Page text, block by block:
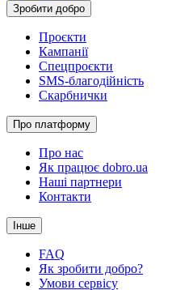
Зробити добро
Проєкти
Кампанії
Спецпроєкти
SMS-благодійність
Скарбнички
Про платформу
Про нас
Як працює dobro.ua
Наші партнери
Контакти
Інше
FAQ
Як зробити добро?
Умови сервісу